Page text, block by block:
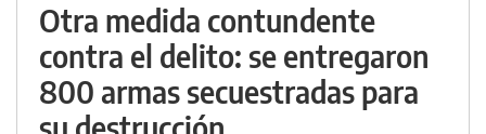
Otra medida contundente
contra el delito: se entregaron
800 armas secuestradas para